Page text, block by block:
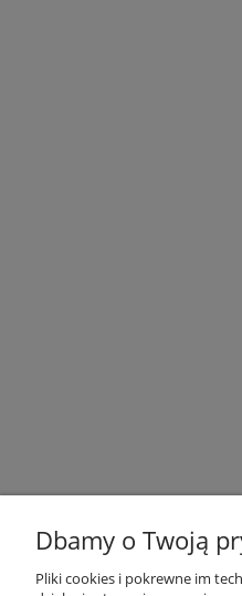
Dbamy o Twoją
Pliki cookies i pokrewne im